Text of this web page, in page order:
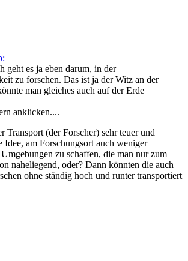
geht es ja eben darum, in der
zu forschen. Das ist ja der Witz an der
man gleiches auch auf der Erde
anklicken....
Transport (der Forscher) sehr teuer und
Idee, am Forschungsort auch weniger
zu schaffen, die man nur zum
naheliegend, oder? Dann könnten die auch
ohne ständig hoch und runter transportiert